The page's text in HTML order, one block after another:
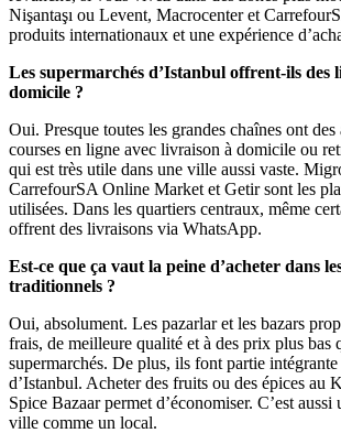
Nişantaşı ou Levent, Macrocenter et
produits internationaux et une expérience
Les supermarchés d’Istanbul offrent-ils des
domicile ?
Oui. Presque toutes les grandes chaînes ont
courses en ligne avec livraison à domicile ou
qui est très utile dans une ville aussi vaste.
CarrefourSA Online Market et Getir sont les
utilisées. Dans les quartiers centraux, même
offrent des livraisons via WhatsApp.
Est-ce que ça vaut la peine d’acheter dans
traditionnels ?
Oui, absolument. Les pazarlar et les bazars
frais, de meilleure qualité et à des prix plus bas
supermarchés. De plus, ils font partie
d’Istanbul. Acheter des fruits ou des épices au
Spice Bazaar permet d’économiser. C’est
ville comme un local.